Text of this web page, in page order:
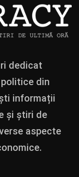
dedicat
din
informații
și știri de
aspecte